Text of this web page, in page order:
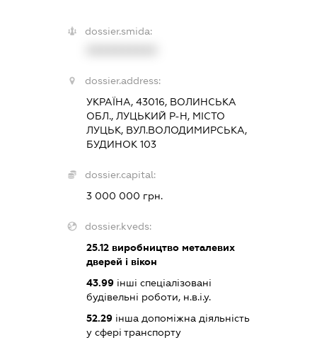
dossier.smida:
dossier.address:
УКРАЇНА, 43016, ВОЛИНСЬКА
ОБЛ., ЛУЦЬКИЙ Р-Н, МІСТО
ЛУЦЬК, ВУЛ.ВОЛОДИМИРСЬКА,
БУДИНОК 103
dossier.capital:
3 000 000 грн.
dossier.kveds:
25.12виробництво металевих
дверей і вікон
43.99інші спеціалізовані
будівельні роботи, н.в.і.у.
52.29інша допоміжна діяльність
у сфері транспорту